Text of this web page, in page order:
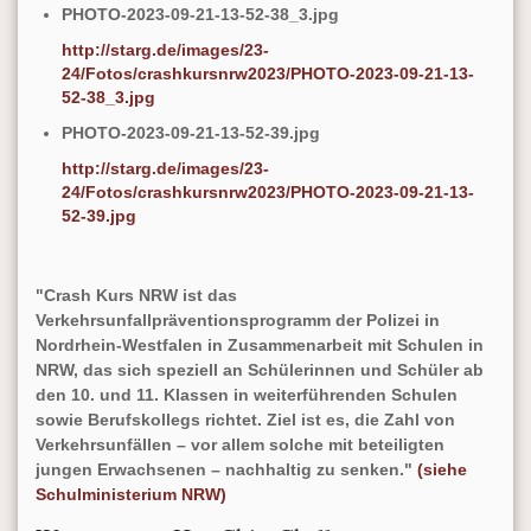
PHOTO-2023-09-21-13-52-38_3.jpg
http://starg.de/images/23-
24/Fotos/crashkursnrw2023/PHOTO-2023-09-21-13-
52-38_3.jpg
PHOTO-2023-09-21-13-52-39.jpg
http://starg.de/images/23-
24/Fotos/crashkursnrw2023/PHOTO-2023-09-21-13-
52-39.jpg
"Crash Kurs NRW ist das
Verkehrsunfallpräventionsprogramm der Polizei in
Nordrhein-Westfalen in Zusammenarbeit mit Schulen in
NRW, das sich speziell an Schülerinnen und Schüler ab
den 10. und 11. Klassen in weiterführenden Schulen
sowie Berufskollegs richtet. Ziel ist es, die Zahl von
Verkehrsunfällen – vor allem solche mit beteiligten
jungen Erwachsenen – nachhaltig zu senken." (siehe
Schulministerium NRW)